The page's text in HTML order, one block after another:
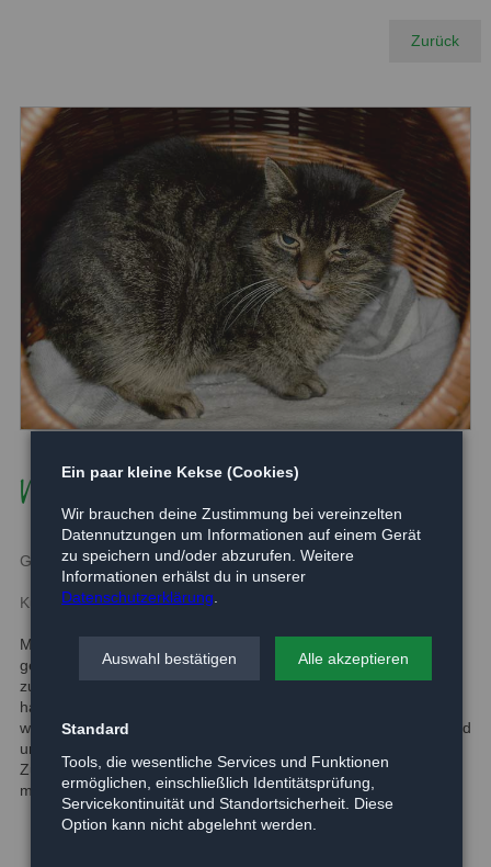
Zurück
Molly
Geboren: vor ca. 4 Jahren
Kurzbeschreibung:
Molly ist eine wunderschöne Katze, die auf ca. vier Jahre
geschätzt wurde. Sie wurde von ihren letzten Haltern
zurückgelassen, nachdem diese eine neue Wohnung bezogen
haben. Sobald die Katzen-Dame merkt, dass ihr nichts Böses
wieder fährt läßt sie sich streicheln und genießt es auch. Wir sind
uns sicher, dass Molly ganz schnell das Sofa in ihrem neuen
Zuhause erobern wird. Nach einer kurzen Eingewöhnung
möchte Molly gerne wieder Freigang genießen.
Ein paar kleine Kekse (Cookies)
Wir brauchen deine Zustimmung bei vereinzelten
Datennutzungen um Informationen auf einem Gerät
zu speichern und/oder abzurufen. Weitere
Informationen erhälst du in unserer
Datenschutzerklärung
Auswahl bestätigen Alle akzeptieren
Standard
Tools, die wesentliche Services und Funktionen
ermöglichen, einschließlich Identitätsprüfung,
Servicekontinuität und Standortsicherheit. Diese
Option kann nicht abgelehnt werden.